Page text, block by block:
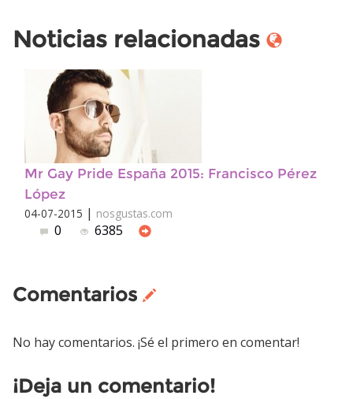
Noticias relacionadas
Mr Gay Pride España 2015: Francisco Pérez
López
04-07-2015 | nosgustas.com
0 6385
Comentarios
No hay comentarios. ¡Sé el primero en comentar!
¡Deja un comentario!